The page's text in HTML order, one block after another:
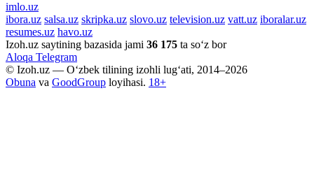
imlo.uz
ibora.uz salsa.uz skripka.uz slovo.uz television.uz vatt.uz iboralar.uz
resumes.uz havo.uz
Izoh.uz saytining bazasida jami 36 175 ta so‘z bor
Aloqa Telegram
© Izoh.uz — O‘zbek tilining izohli lug‘ati, 2014–2026
Obuna va GoodGroup loyihasi. 18+